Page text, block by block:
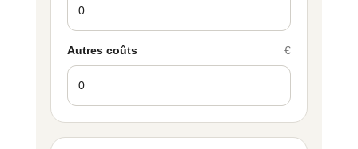
Autres coûts €